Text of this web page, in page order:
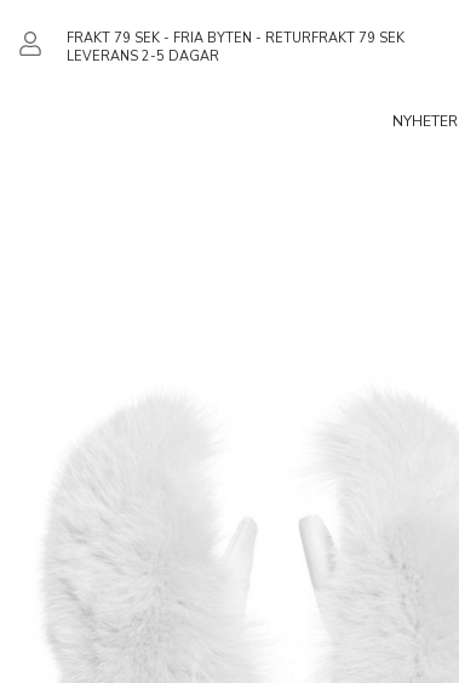
FRAKT 79 SEK - FRIA BYTEN - RETURFRAKT 79 SEK
LEVERANS 2-5 DAGAR
NYHETER